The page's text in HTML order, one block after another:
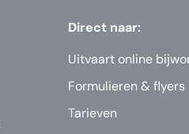
Direct naar:
Uitvaart online
Formulieren & flyers
Tarieven